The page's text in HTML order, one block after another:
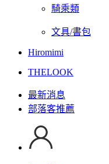
騎乘類
文具/書包
Hiromimi
THELOOK
最新消息
部落客推薦